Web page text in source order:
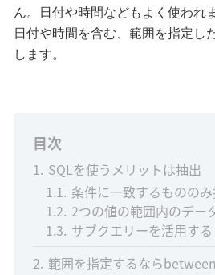
ん。日付や時間などもよく使われ
日付や時間を含む、範囲を指定し
します。
目次
1 SQLを使うメリットは抽出
1.1 条件に一致するものの
1.2 2つの値の範囲内のデー
1.3 サブクエリーを活用する
2 範囲を指定するなら